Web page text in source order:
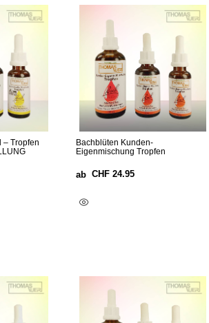
– Tropfen
Bachblüten Kunden-
Eigenmischung Tropfen
ab CHF 24.95